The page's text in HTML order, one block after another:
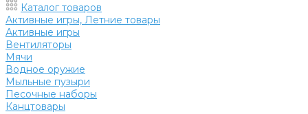
Каталог товаров
Активные игры, Летние товары
Активные игры
Вентиляторы
Мячи
Водное оружие
Мыльные пузыри
Песочные наборы
Канцтовары